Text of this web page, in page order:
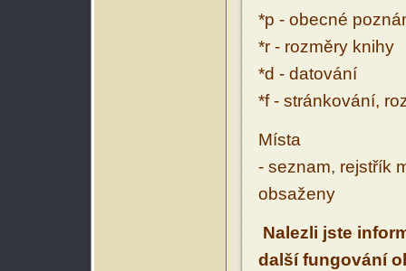
*p - obecné
*r - rozměry knihy
*d - datování
*f - stránkování,
Místa
- seznam, rejstřík
obsaženy
Nalezli jste
další fungování